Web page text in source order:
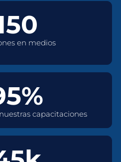
en medios
capacitaciones